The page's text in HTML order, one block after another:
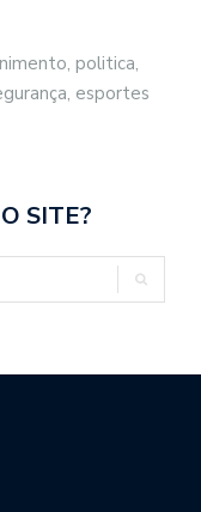
politica,
esportes
SITE?